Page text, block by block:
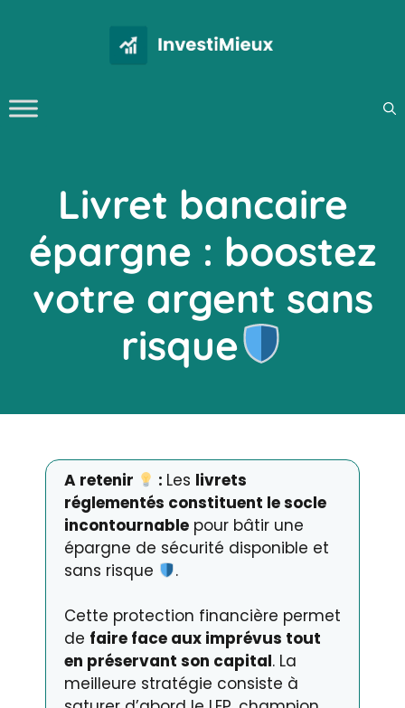
Livret bancaire
épargne : boostez
votre argent sans
risque
A retenir : Les livrets
réglementés constituent le socle
incontournable pour bâtir une
épargne de sécurité disponible et
sans risque
.
Cette protection financière permet
de faire face aux imprévus tout
en préservant son capital. La
meilleure stratégie consiste à